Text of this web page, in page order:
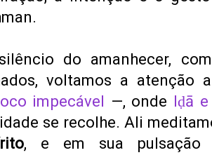
do amanhecer,
voltamos a atenção
impecável —, onde Iḍā
se recolhe. Ali
, e em sua